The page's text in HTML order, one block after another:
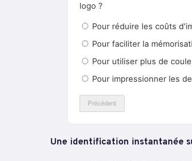
logo ?
Pour réduire les coûts
Pour faciliter la
Pour utiliser plus de
Pour impressionner les
Précédent
Une identification instantanée